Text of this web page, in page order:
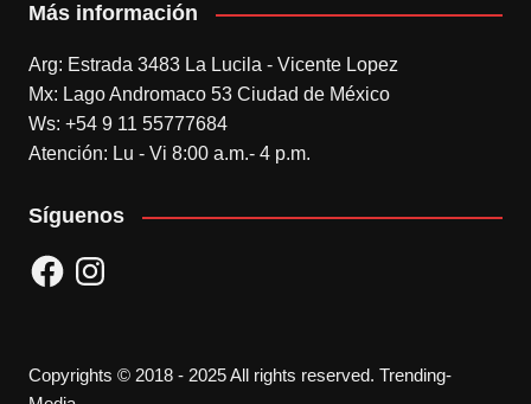
Más información
Arg: Estrada 3483 La Lucila - Vicente Lopez
Mx: Lago Andromaco 53 Ciudad de México
Ws: +54 9 11 55777684
Atención: Lu - Vi 8:00 a.m.- 4 p.m.
Síguenos
FacebookInstagram
Copyrights © 2018 - 2025 All rights reserved. Trending-